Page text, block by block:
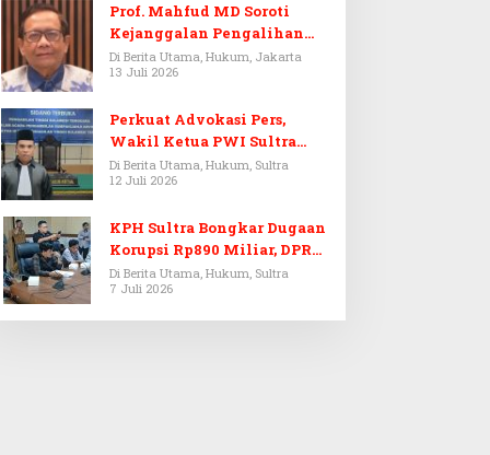
Prof. Mahfud MD Soroti
Kejanggalan Pengalihan
Penyelidikan Tersangka
Febrie Adriansyah
Di Berita Utama, Hukum, Jakarta
13 Juli 2026
Perkuat Advokasi Pers,
Wakil Ketua PWI Sultra
Resmi Dilantik Menjadi
Advokat PERADI
Di Berita Utama, Hukum, Sultra
12 Juli 2026
KPH Sultra Bongkar Dugaan
Korupsi Rp890 Miliar, DPRD
Sultra Gelar RDP
Di Berita Utama, Hukum, Sultra
7 Juli 2026